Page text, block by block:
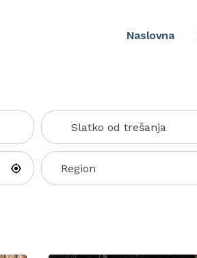
Naslovna
Slatko od trešanja
Region